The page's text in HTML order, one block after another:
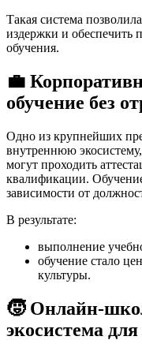
Такая система
издержки и обеспечить
обучения.
💼
обучение без
Одно из крупнейших
внутреннюю
могут проходить
квалификации.
зависимости от
В результате:
выполнение
обучение стало
культуры.
🧒 Онлайн-
экосистема